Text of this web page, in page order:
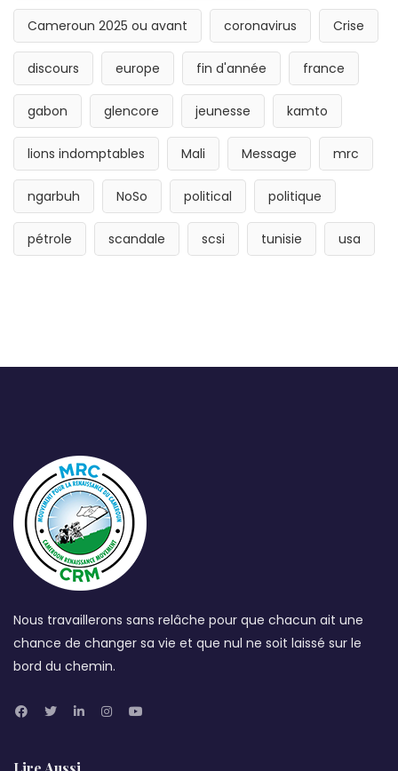
Cameroun 2025 ou avant coronavirus Crise
discours europe fin d'année france
gabon glencore jeunesse kamto
lions indomptables Mali Message mrc
ngarbuh NoSo political politique
pétrole scandale scsi tunisie usa
Nous travaillerons sans relâche pour que chacun ait une
chance de changer sa vie et que nul ne soit laissé sur le
bord du chemin.